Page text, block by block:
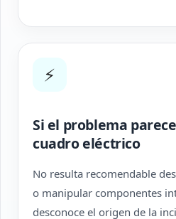
⚡
Si el problema
cuadro eléctrico
No resulta recomendable
o manipular componentes
desconoce el origen de la